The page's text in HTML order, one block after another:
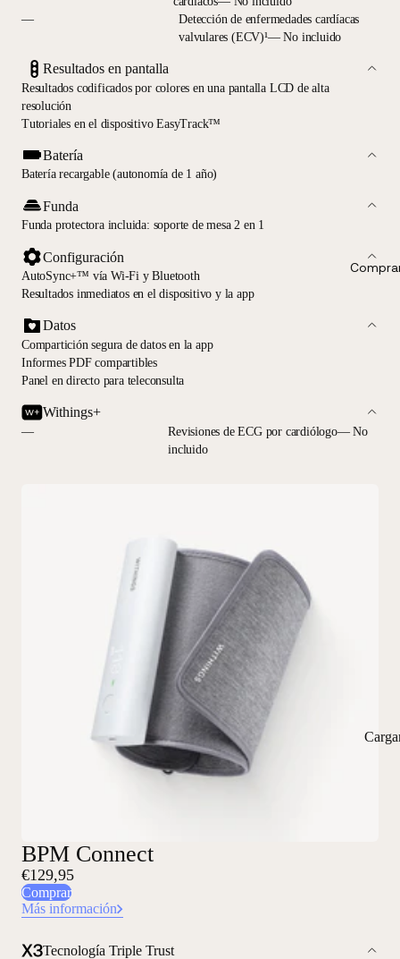
—
Detección de enfermedades cardíacas
valvulares (ECV)¹— No incluido
Resultados en pantalla
Resultados codificados por colores en una pantalla LCD de alta
resolución
Tutoriales en el dispositivo EasyTrack™
Batería
Batería recargable (autonomía de 1 año)
Funda
Funda protectora incluida: soporte de mesa 2 en 1
Configuración
AutoSync+™ vía Wi-Fi y Bluetooth
Resultados inmediatos en el dispositivo y la app
Datos
Compartición segura de datos en la app
Informes PDF compartibles
Panel en directo para teleconsulta
Withings+
—
Revisiones de ECG por cardiólogo— No
incluido
BPM Connect
€129,95
Comprar
Más información
Tecnología Triple Trust